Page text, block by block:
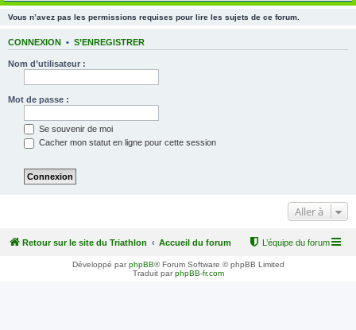
Vous n’avez pas les permissions requises pour lire les sujets de ce forum.
CONNEXION • S’ENREGISTRER
Nom d’utilisateur :
Mot de passe :
Se souvenir de moi
Cacher mon statut en ligne pour cette session
Aller à
Retour sur le site du Triathlon Accueil du forum L’équipe du forum
Développé parphpBB® Forum Software © phpBB Limited
Traduit parphpBB-fr.com